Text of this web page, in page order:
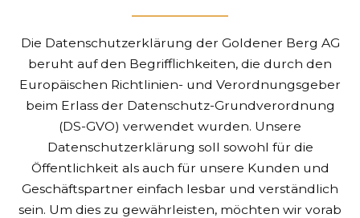
Die Datenschutzerklärung der Goldener Berg AG
beruht auf den Begrifflichkeiten, die durch den
Europäischen Richtlinien- und Verordnungsgeber
beim Erlass der Datenschutz-Grundverordnung
(DS-GVO) verwendet wurden. Unsere
Datenschutzerklärung soll sowohl für die
Öffentlichkeit als auch für unsere Kunden und
Geschäftspartner einfach lesbar und verständlich
sein. Um dies zu gewährleisten, möchten wir vorab